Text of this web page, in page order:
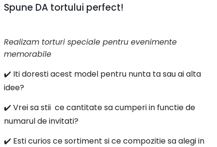
Spune DA tortului perfect!
Realizam torturi speciale pentru evenimente
memorabile
✔️ Iti doresti acest model pentru nunta ta sau ai alta
idee?
✔️ Vrei sa stii ce cantitate sa cumperi in functie de
numarul de invitati?
✔️ Esti curios ce sortiment si ce compozitie sa alegi in